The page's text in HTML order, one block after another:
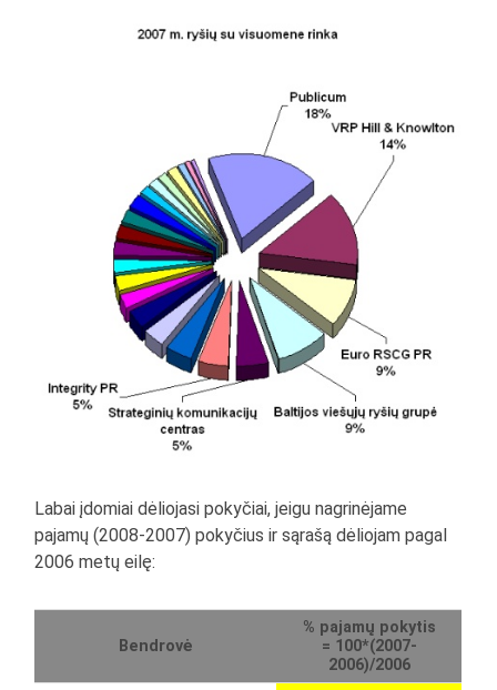
Labai įdomiai dėliojasi pokyčiai, jeigu nagrinėjame
pajamų (2008-2007) pokyčius ir sąrašą dėliojam pagal
2006 metų eilę:
Bendrovė
% pajamų pokytis
= 100*(2007-
2006)/2006